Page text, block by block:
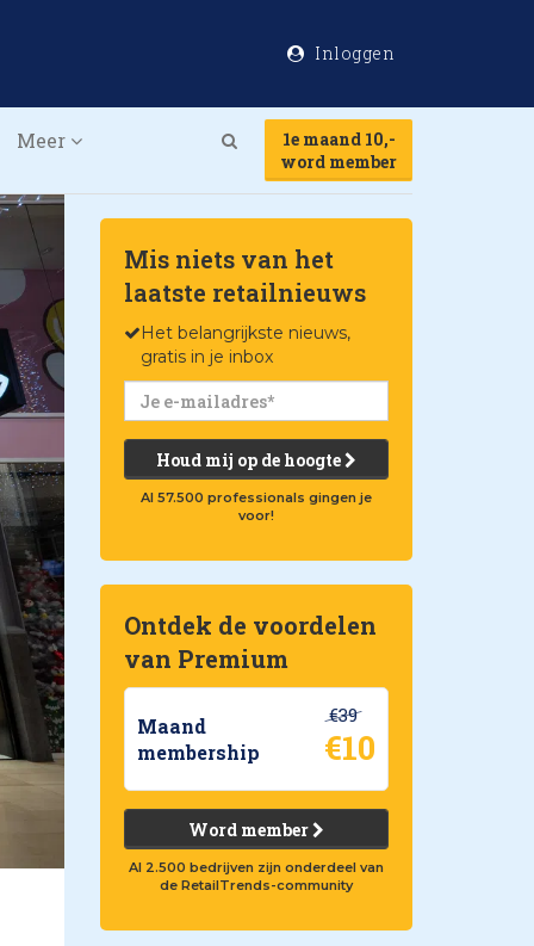
Inloggen
Meer
1e maand 10,-
word member
Mis niets van het
laatste retailnieuws
Het belangrijkste nieuws,
gratis in je inbox
Houd mij op de hoogte
Al 57.500 professionals gingen je
voor!
Ontdek de voordelen
van Premium
Maand
membership
€39
€10
Word member
Al 2.500 bedrijven zijn onderdeel van
de RetailTrends-community